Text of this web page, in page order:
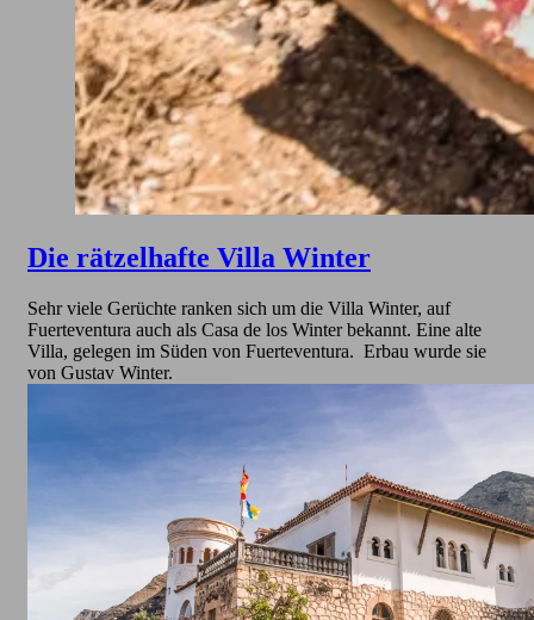
Die rätzelhafte Villa Winter
Sehr viele Gerüchte ranken sich um die Villa Winter, auf
Fuerteventura auch als Casa de los Winter bekannt. Eine alte
Villa, gelegen im Süden von Fuerteventura. Erbau wurde sie
von Gustav Winter.